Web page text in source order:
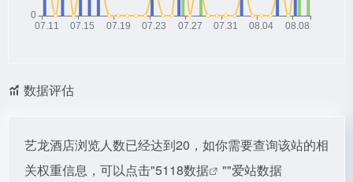
数据评估
艺龙酒店浏览人数已经达到20，如你需要查询该站的相
关权重信息，可以点击"5118数据 ""爱站数据